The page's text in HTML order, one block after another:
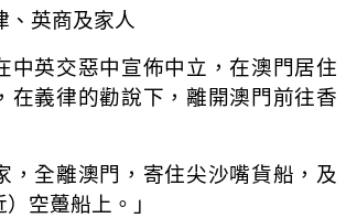
、英商及家人
中英交惡中宣佈中立，在澳門居住
在義律的勸說下，離開澳門前往香
，全離澳門，寄住尖沙嘴貨船，及
空躉船上。」